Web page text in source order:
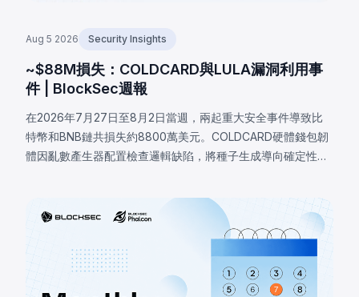
Aug 5 2026 Security Insights
~$88M損失：COLDCARD與LULA漏洞利用事
件 | BlockSec週報
在2026年7月27日至8月2日當週，兩起重大安全事件導致比
特幣和BNB鏈共損失約8800萬美元。COLDCARD硬體錢包韌
體因亂數產生器配置檢查邏輯缺陷，將種子生成導向確定性軟
洞損失約57.8萬美元，攻擊者觸發特權`recycle()`函數，從
PancakeSwap V2流動池抽取LULA並操控儲備餘額，耗盡其